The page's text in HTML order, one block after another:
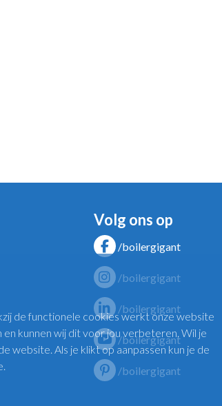
Volg ons op
/boilergigant
/boilergigant
/boilergigant
/boilergigant
/boilergigant
de functionele cookies werkt onze website
kunnen wij dit voor jou verbeteren. Wil je
website. Als je klikt op aanpassen kun je de
.